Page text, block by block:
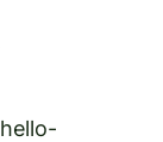
hello-